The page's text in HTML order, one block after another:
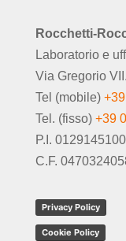
Rocchetti-
Laboratorio e
Via Gregorio
Tel (mobile)
Tel. (fisso) +39
P.I.
C.F.
Privacy Policy
Cookie Policy